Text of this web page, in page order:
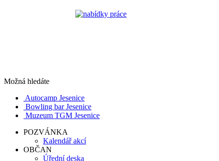
Možná hledáte
Autocamp Jesenice
Bowling bar Jesenice
Muzeum TGM Jesenice
POZVÁNKA
Kalendář akcí
OBČAN
Úřední deska